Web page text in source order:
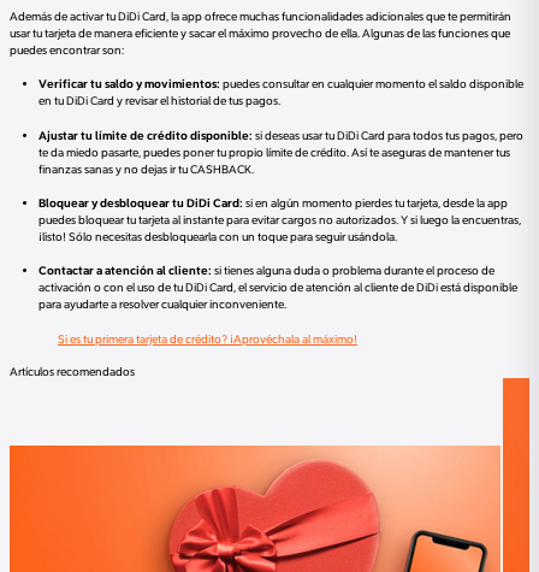
Además de activar tu DiDi Card, la app ofrece muchas funcionalidades adicionales que te permitirán
usar tu tarjeta de manera eficiente y sacar el máximo provecho de ella. Algunas de las funciones que
puedes encontrar son:
Verificar tu saldo y movimientos: puedes consultar en cualquier momento el saldo disponible
en tu DiDi Card y revisar el historial de tus pagos.
Ajustar tu límite de crédito disponible: si deseas usar tu DiDi Card para todos tus pagos, pero
te da miedo pasarte, puedes poner tu propio límite de crédito. Así te aseguras de mantener tus
finanzas sanas y no dejas ir tu CASHBACK.
Bloquear y desbloquear tu DiDi Card: si en algún momento pierdes tu tarjeta, desde la app
puedes bloquear tu tarjeta al instante para evitar cargos no autorizados. Y si luego la encuentras,
¡listo! Sólo necesitas desbloquearla con un toque para seguir usándola.
Contactar a atención al cliente: si tienes alguna duda o problema durante el proceso de
activación o con el uso de tu DiDi Card, el servicio de atención al cliente de DiDi está disponible
para ayudarte a resolver cualquier inconveniente.
Si es tu primera tarjeta de crédito? ¡Aprovéchala al máximo!
Artículos recomendados